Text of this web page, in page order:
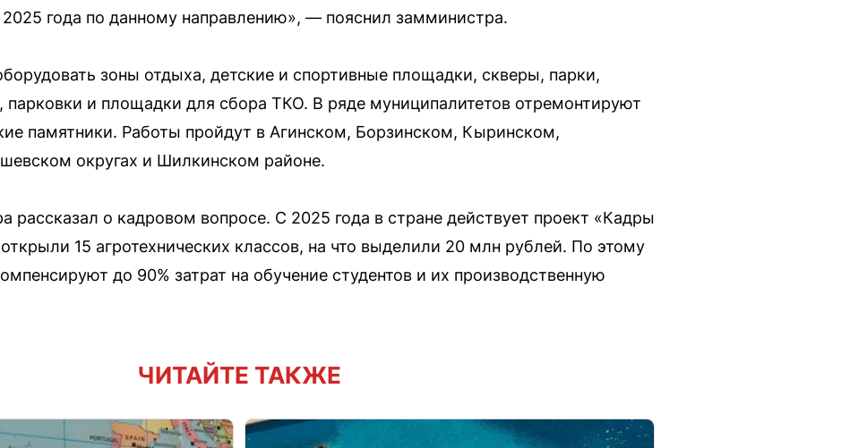
года по данному направлению», — пояснил замминистра.
зоны отдыха, детские и спортивные площадки, скверы, парки,
и площадки для сбора ТКО. В ряде муниципалитетов отремонтируют
памятники. Работы пройдут в Агинском, Борзинском, Кыринском,
округах и Шилкинском районе.
рассказал о кадровом вопросе. С 2025 года в стране действует проект «Кадры
15 агротехнических классов, на что выделили 20 млн рублей. По этому
до 90% затрат на обучение студентов и их производственную
ЧИТАЙТЕ ТАКЖЕ